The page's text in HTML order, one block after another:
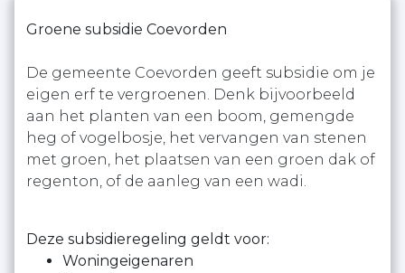
Groene subsidie Coevorden
De gemeente Coevorden geeft subsidie om je
eigen erf te vergroenen. Denk bijvoorbeeld
aan het planten van een boom, gemengde
heg of vogelbosje, het vervangen van stenen
met groen, het plaatsen van een groen dak of
regenton, of de aanleg van een wadi.
Deze subsidieregeling geldt voor:
Woningeigenaren